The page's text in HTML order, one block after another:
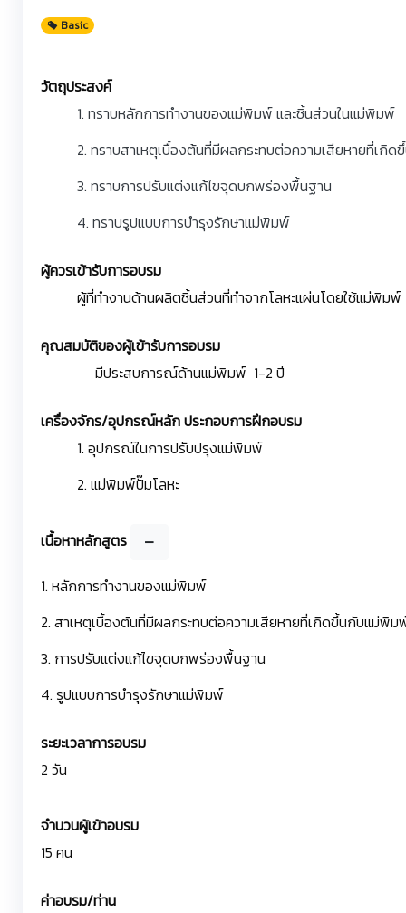
Basic
วัตถุประสงค์
1. ทราบหลักการทำงานของแม่พิมพ์ และชิ้นส่วนในแม่พิมพ์
2. ทราบสาเหตุเบื้องต้นที่มีผลกระทบต่อความเสียหายที่เกิ
3. ทราบการปรับแต่งแก้ไขจุดบกพร่องพื้นฐาน
4. ทราบรูปแบบการบำรุงรักษาแม่พิมพ์
ผู้ควรเข้ารับการอบรม
ผู้ที่ทำงานด้านผลิตชิ้นส่วนที่ทำจากโลหะแผ่นโดยใช้แม่พิมพ์
คุณสมบัติของผู้เข้ารับการอบรม
มีประสบการณ์ด้านแม่พิมพ์ 1-2 ปี
เครื่องจักร/อุปกรณ์หลัก ประกอบการฝึกอบรม
1. อุปกรณ์ในการปรับปรุงแม่พิมพ์
2. แม่พิมพ์ปั๊มโลหะ
เนื้อหาหลักสูตร
1. หลักการทำงานของแม่พิมพ์
2. สาเหตุเบื้องต้นที่มีผลกระทบต่อความเสียหายที่เกิดขึ้นกับแม่พิม
3. การปรับแต่งแก้ไขจุดบกพร่องพื้นฐาน
4. รูปแบบการบำรุงรักษาแม่พิมพ์
ระยะเวลาการอบรม
2 วัน
จำนวนผู้เข้าอบรม
15 คน
ค่าอบรม/ท่าน